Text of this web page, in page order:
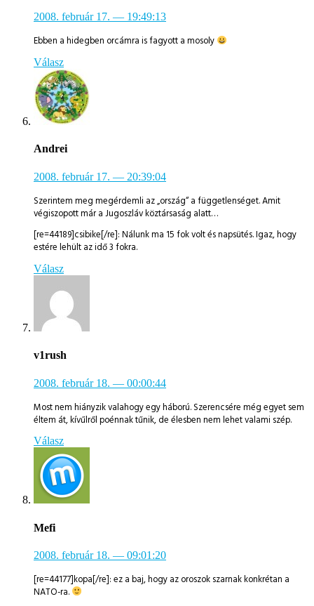
2008. február 17. — 19:49:13
Ebben a hidegben orcámra is fagyott a mosoly
Válasz
Andrei
2008. február 17. — 20:39:04
Szerintem meg megérdemli az „ország“ a függetlenséget. Amit
végiszopott már a Jugoszláv köztársaság alatt…
[re=44189]csibike[/re]: Nálunk ma 15 fok volt és napsütés. Igaz, hogy
estére lehült az idő 3 fokra.
Válasz
v1rush
2008. február 18. — 00:00:44
Most nem hiányzik valahogy egy háború. Szerencsére még egyet sem
éltem át, kívűlről poénnak tűnik, de élesben nem lehet valami szép.
Válasz
Mefi
2008. február 18. — 09:01:20
[re=44177]kopa[/re]: ez a baj, hogy az oroszok szarnak konkrétan a
NATO-ra.